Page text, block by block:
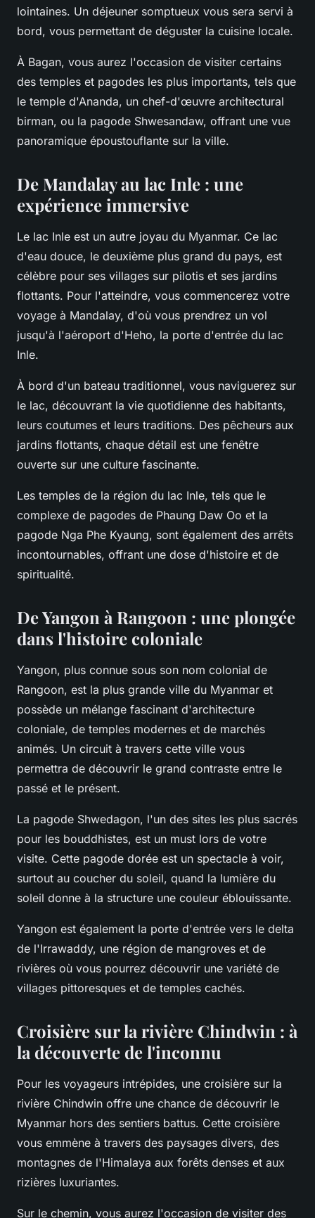
lointaines. Un déjeuner somptueux vous sera servi à
bord, vous permettant de déguster la cuisine locale.
À Bagan, vous aurez l'occasion de visiter certains
des temples et pagodes les plus importants, tels que
le temple d'Ananda, un chef-d'œuvre architectural
birman, ou la pagode Shwesandaw, offrant une vue
panoramique époustouflante sur la ville.
De Mandalay au lac Inle : une
expérience immersive
Le lac Inle est un autre joyau du Myanmar. Ce lac
d'eau douce, le deuxième plus grand du pays, est
célèbre pour ses villages sur pilotis et ses jardins
flottants. Pour l'atteindre, vous commencerez votre
voyage à Mandalay, d'où vous prendrez un vol
jusqu'à l'aéroport d'Heho, la porte d'entrée du lac
Inle.
À bord d'un bateau traditionnel, vous naviguerez sur
le lac, découvrant la vie quotidienne des habitants,
leurs coutumes et leurs traditions. Des pêcheurs aux
jardins flottants, chaque détail est une fenêtre
ouverte sur une culture fascinante.
Les temples de la région du lac Inle, tels que le
complexe de pagodes de Phaung Daw Oo et la
pagode Nga Phe Kyaung, sont également des arrêts
incontournables, offrant une dose d'histoire et de
spiritualité.
De Yangon à Rangoon : une plongée
dans l'histoire coloniale
Yangon, plus connue sous son nom colonial de
Rangoon, est la plus grande ville du Myanmar et
possède un mélange fascinant d'architecture
coloniale, de temples modernes et de marchés
animés. Un circuit à travers cette ville vous
permettra de découvrir le grand contraste entre le
passé et le présent.
La pagode Shwedagon, l'un des sites les plus sacrés
pour les bouddhistes, est un must lors de votre
visite. Cette pagode dorée est un spectacle à voir,
surtout au coucher du soleil, quand la lumière du
soleil donne à la structure une couleur éblouissante.
Yangon est également la porte d'entrée vers le delta
de l'Irrawaddy, une région de mangroves et de
rivières où vous pourrez découvrir une variété de
villages pittoresques et de temples cachés.
Croisière sur la rivière Chindwin : à
la découverte de l'inconnu
Pour les voyageurs intrépides, une croisière sur la
rivière Chindwin offre une chance de découvrir le
Myanmar hors des sentiers battus. Cette croisière
vous emmène à travers des paysages divers, des
montagnes de l'Himalaya aux forêts denses et aux
rizières luxuriantes.
Sur le chemin, vous aurez l'occasion de visiter des